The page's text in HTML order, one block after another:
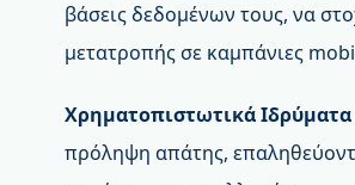
βάσεις δεδομένων τους, να
μετατροπής σε καμπάνιες
Χρηματοπιστωτικά
πρόληψη απάτης,